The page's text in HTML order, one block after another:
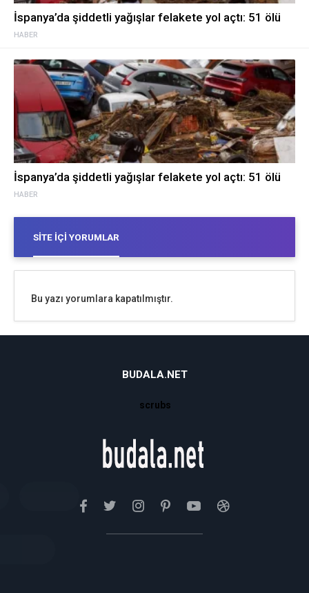
HABER
İspanya’da şiddetli yağışlar felakete yol açtı: 51 ölü
HABER
İspanya’da şiddetli yağışlar felakete yol açtı: 51 ölü
SITE İÇI YORUMLAR
Bu yazı yorumlara kapatılmıştır.
BUDALA.NET
scrubs